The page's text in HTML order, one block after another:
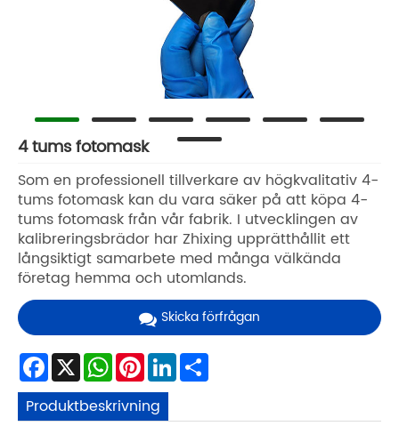
4 tums fotomask
Som en professionell tillverkare av högkvalitativ 4-
tums fotomask kan du vara säker på att köpa 4-
tums fotomask från vår fabrik. I utvecklingen av
kalibreringsbrädor har Zhixing upprätthållit ett
långsiktigt samarbete med många välkända
företag hemma och utomlands.
Skicka förfrågan
Facebook
X WhatsApp
Pinterest
LinkedIn
Produktbeskrivning